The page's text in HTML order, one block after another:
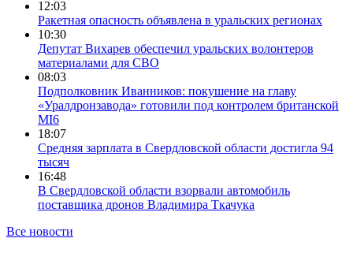
12:03
Ракетная опасность объявлена в уральских регионах
10:30
Депутат Вихарев обеспечил уральских волонтеров
материалами для СВО
08:03
Подполковник Иванников: покушение на главу
«Уралдронзавода» готовили под контролем британской
MI6
18:07
Средняя зарплата в Свердловской области достигла 94
тысяч
16:48
В Свердловской области взорвали автомобиль
поставщика дронов Владимира Ткачука
Все новости